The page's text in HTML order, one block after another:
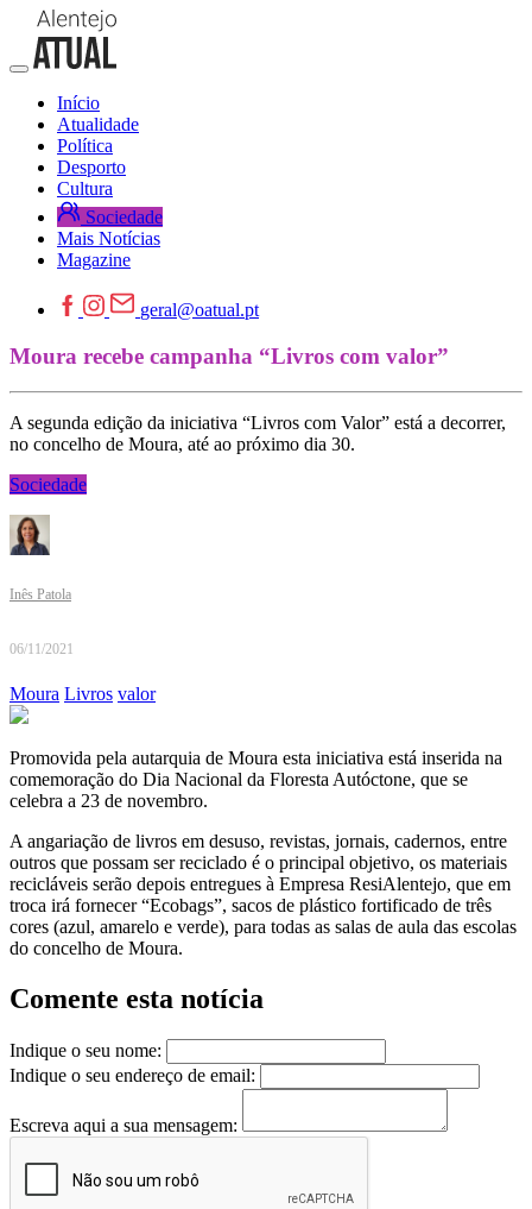
Início
Atualidade
Política
Desporto
Cultura
Sociedade
Mais Notícias
Magazine
geral@oatual.pt
Moura recebe campanha “Livros com valor”
A segunda edição da iniciativa “Livros com Valor” está a decorrer,
no concelho de Moura, até ao próximo dia 30.
Sociedade
Inês Patola
06/11/2021
Moura Livros valor
Promovida pela autarquia de Moura esta iniciativa está inserida na
comemoração do Dia Nacional da Floresta Autóctone, que se
celebra a 23 de novembro.
A angariação de livros em desuso, revistas, jornais, cadernos, entre
outros que possam ser reciclado é o principal objetivo, os materiais
recicláveis serão depois entregues à Empresa ResiAlentejo, que em
troca irá fornecer “Ecobags”, sacos de plástico fortificado de três
cores (azul, amarelo e verde), para todas as salas de aula das escolas
do concelho de Moura.
Comente esta notícia
Indique o seu nome:
Indique o seu endereço de email:
Escreva aqui a sua mensagem: